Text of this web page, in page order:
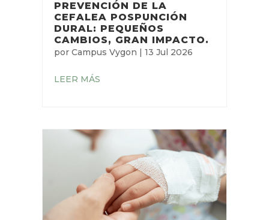
PREVENCIÓN DE LA
CEFALEA POSPUNCIÓN
DURAL: PEQUEÑOS
CAMBIOS, GRAN IMPACTO.
por Campus Vygon 13 Jul 2026
LEER MÁS